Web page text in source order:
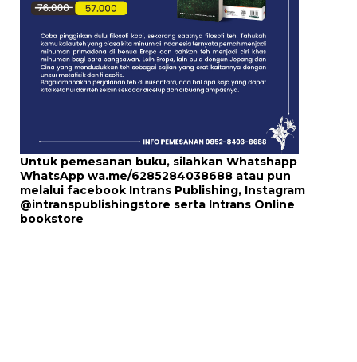
Untuk pemesanan buku, silahkan Whatshapp
WhatsApp wa.me/6285284038688 atau pun
melalui facebook Intrans Publishing, Instagram
@intranspublishingstore serta Intrans Online
bookstore